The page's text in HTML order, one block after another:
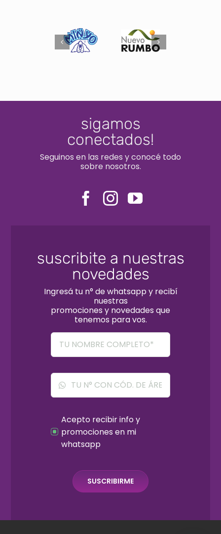
sigamos
conectados!
Seguinos en las redes y conocé todo
sobre nosotros.
suscribite a nuestras
novedades
Ingresá tu n° de whatsapp y recibí
nuestras
promociones y novedades que
tenemos para vos.
Acepto recibir info y
promociones en mi
whatsapp
SUSCRIBIRME